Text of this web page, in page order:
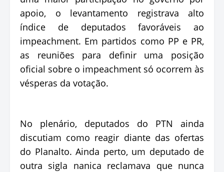
apoio, o levantamento registrava alto
índice de deputados favoráveis ao
impeachment. Em partidos como PP e PR,
as reuniões para definir uma posição
oficial sobre o impeachment só ocorrem às
vésperas da votação.
No plenário, deputados do PTN ainda
discutiam como reagir diante das ofertas
do Planalto. Ainda perto, um deputado de
outra sigla nanica reclamava que nunca